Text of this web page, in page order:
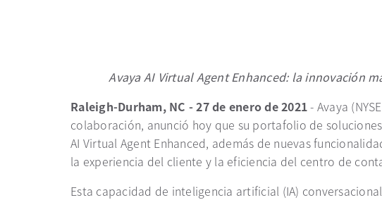
Avaya AI Virtual Agent Enhanced: la innovación
Raleigh-Durham, NC - 27 de enero de 2021- Avaya
colaboración, anunció hoy que su portafolio de
AI Virtual Agent Enhanced, además de nuevas
la experiencia del cliente y la eficiencia del centro de
Esta capacidad de inteligencia artificial (IA)